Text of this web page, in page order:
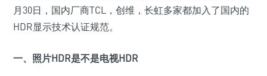
月30日，国内厂商TCL，创维，长虹多家都加入了国内的
HDR显示技术认证规范。
一、照片HDR是不是电视HDR